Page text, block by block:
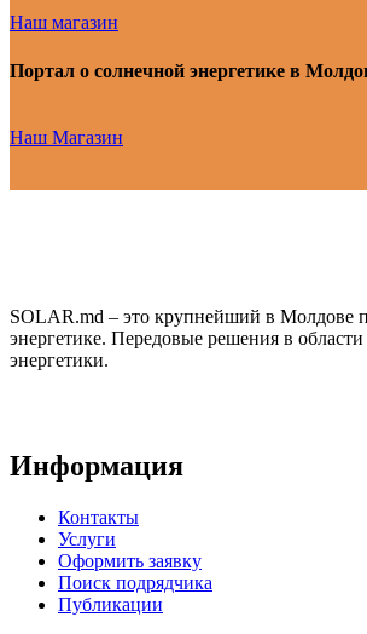
Наш магазин
Портал о солнечной энергетике в
Наш Магазин
SOLAR.md – это крупнейший в Молдове
энергетике. Передовые решения в
энергетики.
Информация
Контакты
Услуги
Оформить заявку
Поиск подрядчика
Публикации